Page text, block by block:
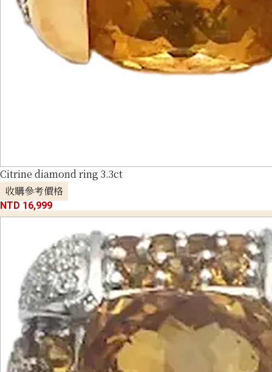
Citrine diamond ring 3.3ct
收購參考價格
NTD 16,999